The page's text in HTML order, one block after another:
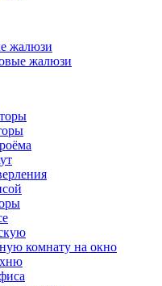
жалюзи
жалюзи
комнату на окно